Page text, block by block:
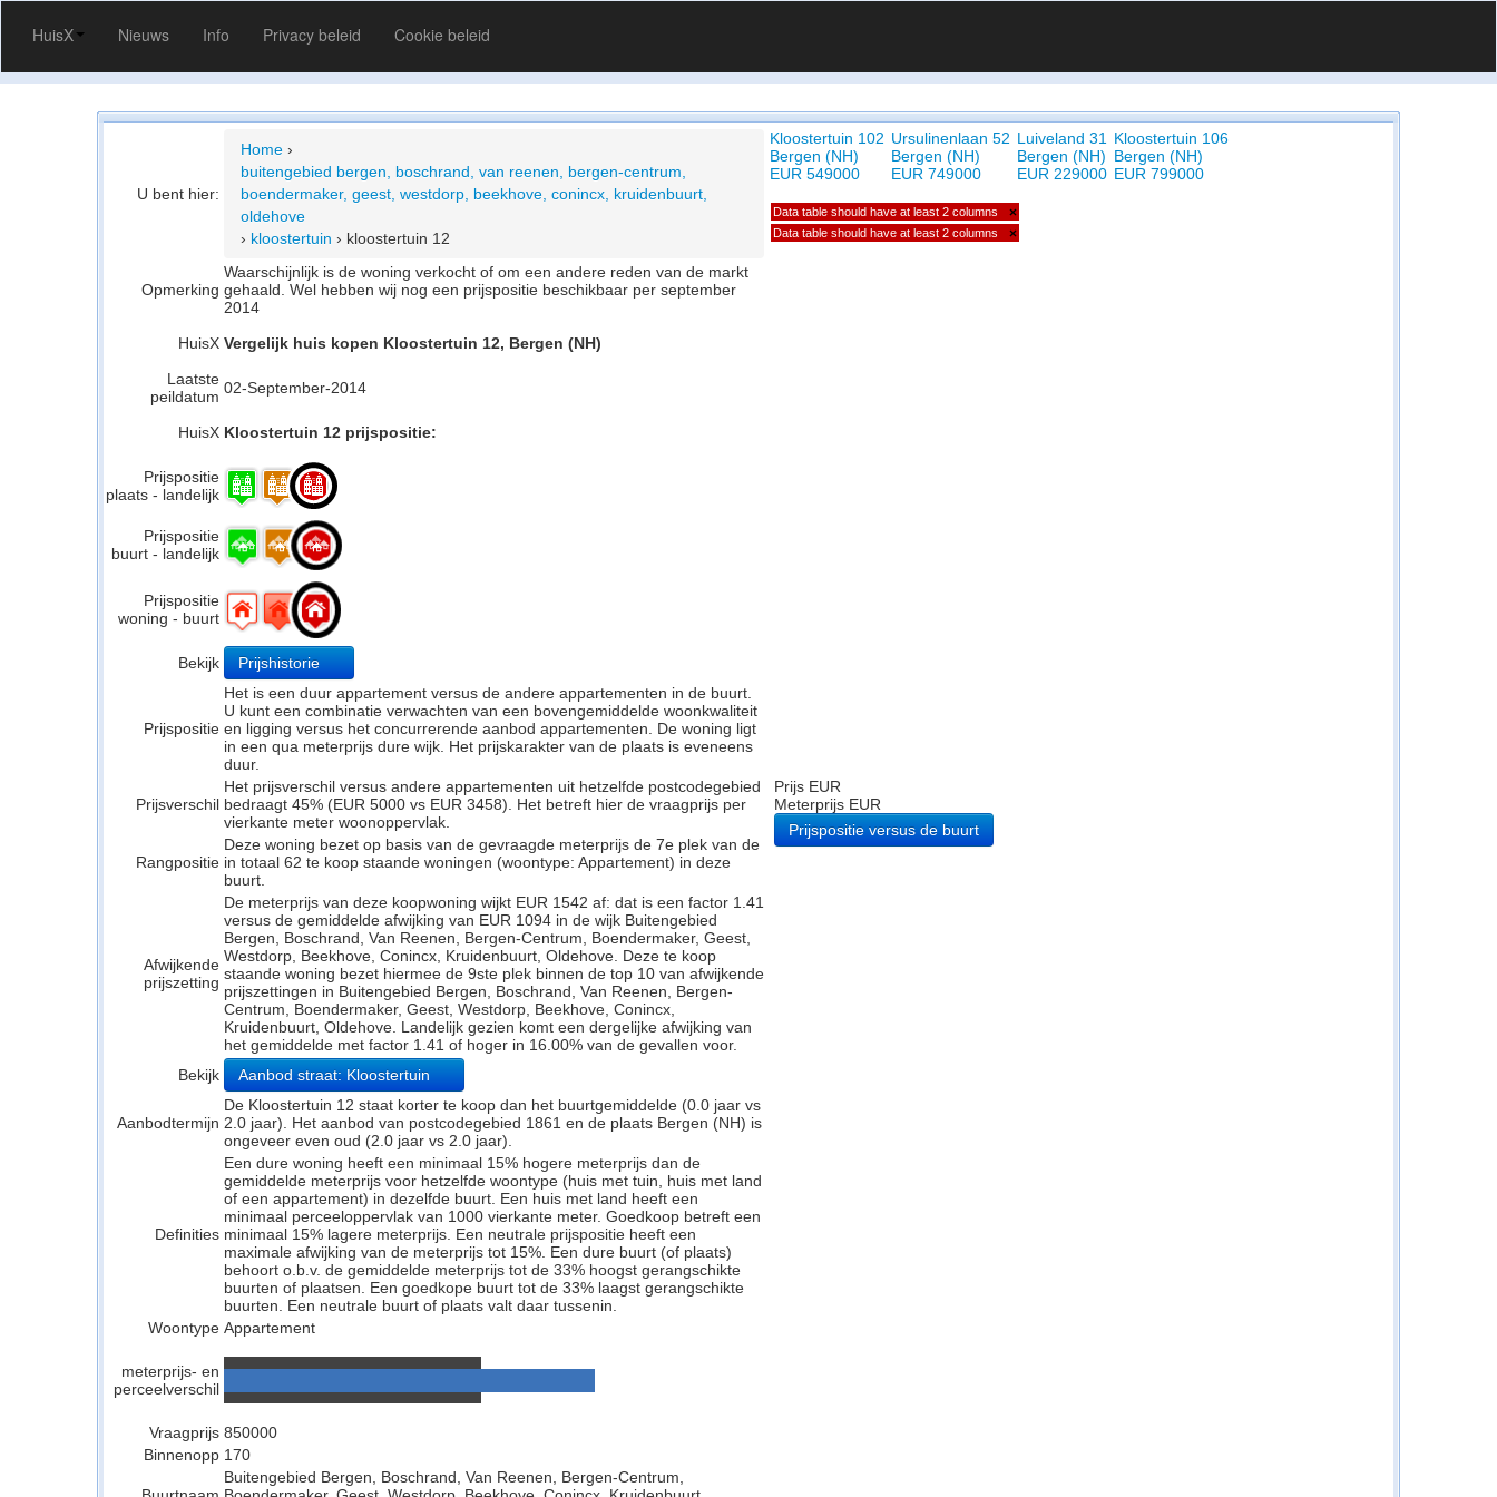
HuisX Nieuws Info Privacy beleid Cookie beleid
U bent hier:
Home ›
buitengebied bergen, boschrand, van reenen, bergen-centrum,
boendermaker, geest, westdorp, beekhove, conincx, kruidenbuurt,
oldehove
› kloostertuin › kloostertuin 12
Opmerking
Waarschijnlijk is de woning verkocht of om een andere reden van de markt
gehaald. Wel hebben wij nog een prijspositie beschikbaar per september
2014
HuisX Vergelijk huis kopen Kloostertuin 12, Bergen (NH)
Laatste
peildatum 02-September-2014
HuisX Kloostertuin 12 prijspositie:
Prijspositie
plaats - landelijk
Prijspositie
buurt - landelijk
Prijspositie
woning - buurt
Bekijk Prijshistorie
Prijspositie
Het is een duur appartement versus de andere appartementen in de buurt.
U kunt een combinatie verwachten van een bovengemiddelde woonkwaliteit
en ligging versus het concurrerende aanbod appartementen. De woning ligt
in een qua meterprijs dure wijk. Het prijskarakter van de plaats is eveneens
duur.
Prijsverschil
Het prijsverschil versus andere appartementen uit hetzelfde postcodegebied
bedraagt 45% (EUR 5000 vs EUR 3458). Het betreft hier de vraagprijs per
vierkante meter woonoppervlak.
Rangpositie
Deze woning bezet op basis van de gevraagde meterprijs de 7e plek van de
in totaal 62 te koop staande woningen (woontype: Appartement) in deze
buurt.
Afwijkende
prijszetting
De meterprijs van deze koopwoning wijkt EUR 1542 af: dat is een factor 1.41
versus de gemiddelde afwijking van EUR 1094 in de wijk Buitengebied
Bergen, Boschrand, Van Reenen, Bergen-Centrum, Boendermaker, Geest,
Westdorp, Beekhove, Conincx, Kruidenbuurt, Oldehove. Deze te koop
staande woning bezet hiermee de 9ste plek binnen de top 10 van afwijkende
prijszettingen in Buitengebied Bergen, Boschrand, Van Reenen, Bergen-
Centrum, Boendermaker, Geest, Westdorp, Beekhove, Conincx,
Kruidenbuurt, Oldehove. Landelijk gezien komt een dergelijke afwijking van
het gemiddelde met factor 1.41 of hoger in 16.00% van de gevallen voor.
Bekijk
Aanbod straat: Kloostertuin
Aanbodtermijn
De Kloostertuin 12 staat korter te koop dan het buurtgemiddelde (0.0 jaar vs
2.0 jaar). Het aanbod van postcodegebied 1861 en de plaats Bergen (NH) is
ongeveer even oud (2.0 jaar vs 2.0 jaar).
Definities
Een dure woning heeft een minimaal 15% hogere meterprijs dan de
gemiddelde meterprijs voor hetzelfde woontype (huis met tuin, huis met land
of een appartement) in dezelfde buurt. Een huis met land heeft een
minimaal perceeloppervlak van 1000 vierkante meter. Goedkoop betreft een
minimaal 15% lagere meterprijs. Een neutrale prijspositie heeft een
maximale afwijking van de meterprijs tot 15%. Een dure buurt (of plaats)
behoort o.b.v. de gemiddelde meterprijs tot de 33% hoogst gerangschikte
buurten of plaatsen. Een goedkope buurt tot de 33% laagst gerangschikte
buurten. Een neutrale buurt of plaats valt daar tussenin.
Woontype Appartement
meterprijs- en
perceelverschil
Vraagprijs 850000
Binnenopp 170
Buitengebied Bergen, Boschrand, Van Reenen, Bergen-Centrum,
Kloostertuin 102
Bergen (NH)
EUR 549000
Ursulinenlaan 52
Bergen (NH)
EUR 749000
Luiveland 31
Bergen (NH)
EUR 229000
Kloostertuin 106
Bergen (NH)
EUR 799000
Data table should have at least 2 columns ×
Data table should have at least 2 columns ×
Prijs EUR
Meterprijs EUR
Prijspositie versus de buurt